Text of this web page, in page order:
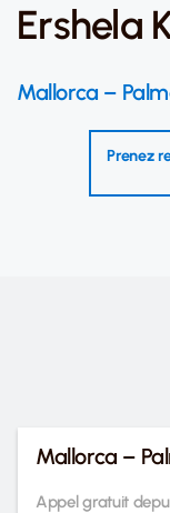
Ershela
Mallorca –
Prenez
Mallorca –
Appel gratuit